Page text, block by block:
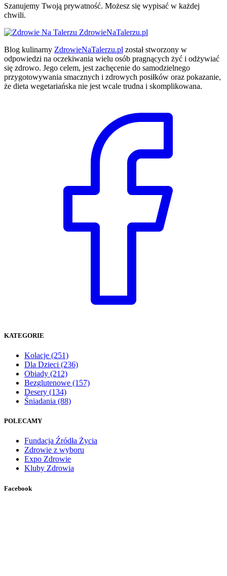
Szanujemy Twoją prywatność. Możesz się wypisać w każdej
chwili.
ZdrowieNaTalerzu.pl
Blog kulinarny ZdrowieNaTalerzu.pl został stworzony w
odpowiedzi na oczekiwania wielu osób pragnących żyć i odżywiać
się zdrowo. Jego celem, jest zachęcenie do samodzielnego
przygotowywania smacznych i zdrowych posiłków oraz pokazanie,
że dieta wegetariańska nie jest wcale trudna i skomplikowana.
KATEGORIE
Kolacje (251)
Dla Dzieci (236)
Obiady (212)
Bezglutenowe (157)
Desery (134)
Śniadania (88)
POLECAMY
Fundacja Źródła Życia
Zdrowie z wyboru
Expo Zdrowie
Kluby Zdrowia
Facebook